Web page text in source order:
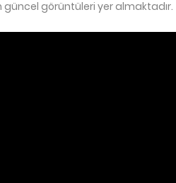
güncel görüntüleri yer almaktadır.